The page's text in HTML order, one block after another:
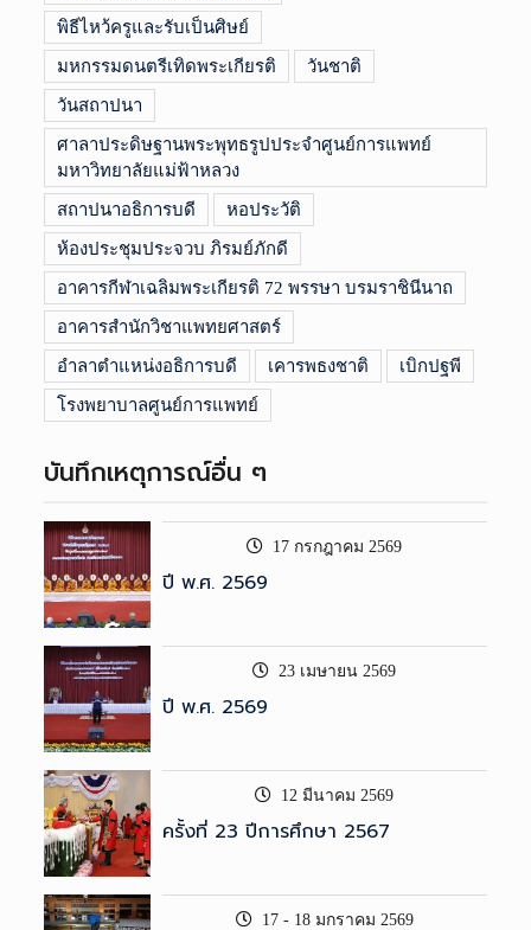
พิธีไหว้ครูและรับเป็นศิษย์
มหกรรมดนตรีเทิดพระเกียรติ วันชาติ
วันสถาปนา
ศาลาประดิษฐานพระพุทธรูปประจำศูนย์การแพทย์
มหาวิทยาลัยแม่ฟ้าหลวง
สถาปนาอธิการบดี หอประวัติ
ห้องประชุมประจวบ ภิรมย์ภักดี
อาคารกีฬาเฉลิมพระเกียรติ 72 พรรษา บรมราชินีนาถ
อาคารสำนักวิชาแพทยศาสตร์
อำลาตำแหน่งอธิการบดี เคารพธงชาติ เบิกปฐพี
โรงพยาบาลศูนย์การแพทย์
บันทึกเหตุการณ์อื่น ๆ
17 กรกฎาคม 2569
ปี พ.ศ. 2569
23 เมษายน 2569
ปี พ.ศ. 2569
12 มีนาคม 2569
ครั้งที่ 23 ปีการศึกษา 2567
17 - 18 มกราคม 2569